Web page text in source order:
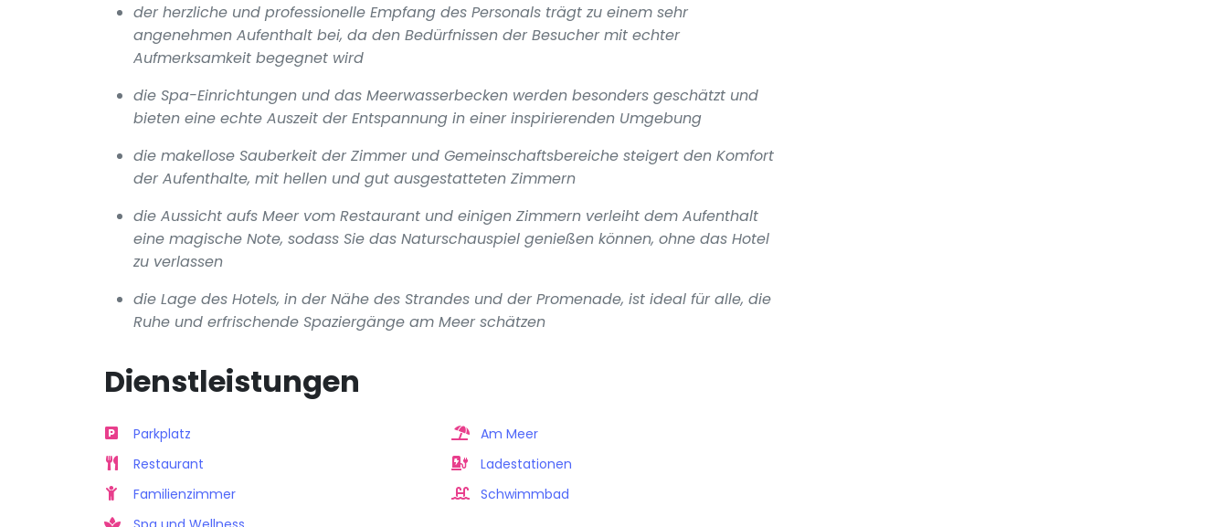
der herzliche und professionelle Empfang des Personals trägt zu einem sehr
angenehmen Aufenthalt bei, da den Bedürfnissen der Besucher mit echter
Aufmerksamkeit begegnet wird
die Spa-Einrichtungen und das Meerwasserbecken werden besonders geschätzt und
bieten eine echte Auszeit der Entspannung in einer inspirierenden Umgebung
die makellose Sauberkeit der Zimmer und Gemeinschaftsbereiche steigert den Komfort
der Aufenthalte, mit hellen und gut ausgestatteten Zimmern
die Aussicht aufs Meer vom Restaurant und einigen Zimmern verleiht dem Aufenthalt
eine magische Note, sodass Sie das Naturschauspiel genießen können, ohne das Hotel
zu verlassen
die Lage des Hotels, in der Nähe des Strandes und der Promenade, ist ideal für alle, die
Ruhe und erfrischende Spaziergänge am Meer schätzen
Dienstleistungen
Parkplatz
Restaurant
Familienzimmer
Am Meer
Ladestationen
Schwimmbad